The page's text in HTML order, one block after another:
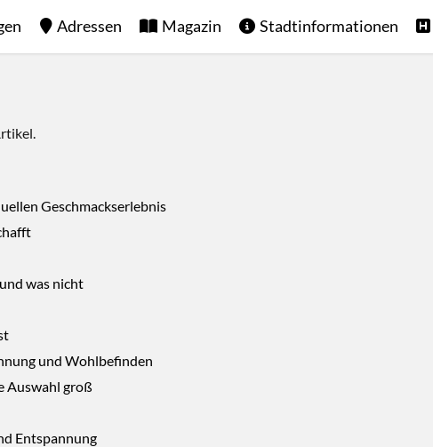
Adressen Magazin Stadtinformationen
Geschmackserlebnis
was nicht
und Wohlbefinden
Auswahl groß
Entspannung